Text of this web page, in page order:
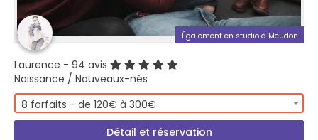
Également en studio à Meudon
Laurence - 94 avis
Naissance / Nouveaux-nés
8 forfaits - de 120€ à 300€
Détail et réservation